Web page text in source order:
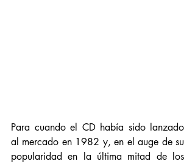
Para cuando el CD había sido lanzado
al mercado en 1982 y, en el auge de su
popularidad en la última mitad de los